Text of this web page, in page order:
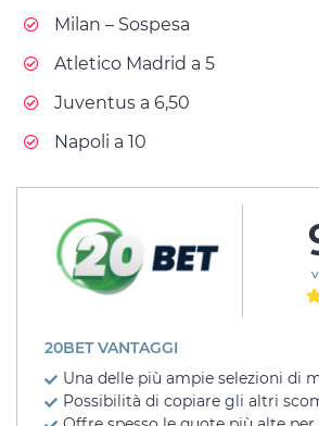
Milan – Sospesa
Atletico Madrid a 5
Juventus a 6,50
Napoli a 10
20BET VANTAGGI
Una delle più ampie selezioni di
Possibilità di copiare gli altri